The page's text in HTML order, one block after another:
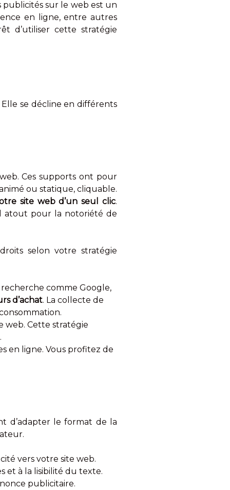
publicités sur le web est un
en ligne, entre autres
d’utiliser cette stratégie
Elle se décline en différents
Ces supports ont pour
ou statique, cliquable.
site web d’un seul clic.
atout pour la notoriété de
selon votre stratégie
comme Google,
d’achat. La collecte de
web. Cette stratégie
en ligne. Vous profitez de
d’adapter le format de la
vers votre site web.
et à la lisibilité du texte.
publicitaire.